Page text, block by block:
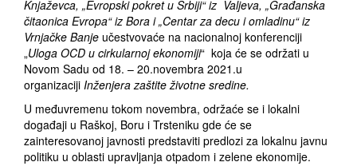
Knjaževca, „Evropski pokret u Srbiji“ iz Valjeva, „Građanska
čitaonica Evropa“ iz Bora i „Centar za decu i omladinu“ iz
Vrnjačke Banje učestvovaće na nacionalnoj konferenciji
„Uloga OCD u cirkularnoj ekonomiji“ koja će se održati u
Novom Sadu od 18. – 20.novembra 2021.u
organizaciji Inženjera zaštite životne sredine.
U međuvremenu tokom novembra, održaće se i lokalni
događaji u Raškoj, Boru i Trsteniku gde će se
zainteresovanoj javnosti predstaviti predlozi za lokalnu javnu
politiku u oblasti upravljanja otpadom i zelene ekonomije.